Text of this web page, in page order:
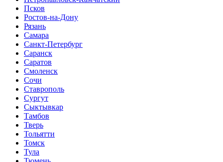
Псков
Ростов-на-Дону
Рязань
Самара
Санкт-Петербург
Саранск
Саратов
Смоленск
Сочи
Ставрополь
Сургут
Сыктывкар
Тамбов
Тверь
Тольятти
Томск
Тула